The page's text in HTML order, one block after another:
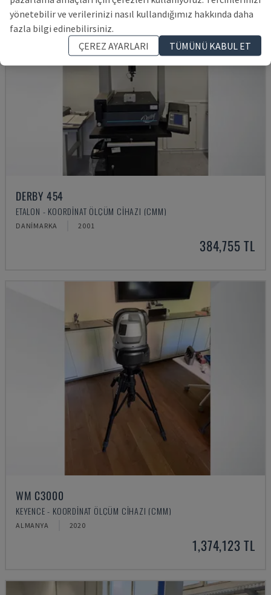
DERBY 454
ETALON - KOORDINAT ÖLÇÜM CIHAZI (CMM)
DANIMARKA 2001
384,755 TL
WM C3000
KEYENCE - KOORDINAT ÖLÇÜM CIHAZI (CMM)
ALMANYA 2020
1,374,123 TL
yönetebilir ve verilerinizi nasıl kullandığımız hakkında daha
fazla bilgi edinebilirsiniz.
ÇEREZ AYARLARI
TÜMÜNÜ KABUL ET